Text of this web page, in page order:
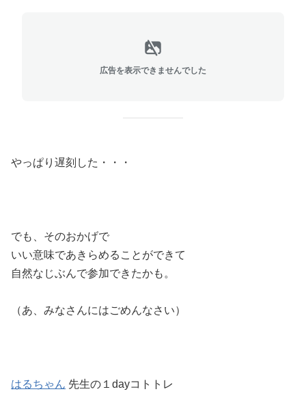
広告を表示できませんでした
やっぱり遅刻した・・・
でも、そのおかげで
いい意味であきらめることができて
自然なじぶんで参加できたかも。
（あ、みなさんにはごめんなさい）
はるちゃん 先生の１dayコトトレ